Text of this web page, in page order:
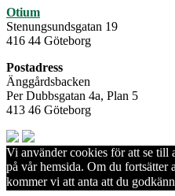
Otium
Stenungsundsgatan 19
416 44 Göteborg
Postadress
Änggårdsbacken
Per Dubbsgatan 4a, Plan 5
413 46 Göteborg
Vi använder cookies för att se till
på vår hemsida. Om du fortsätter
kommer vi att anta att du